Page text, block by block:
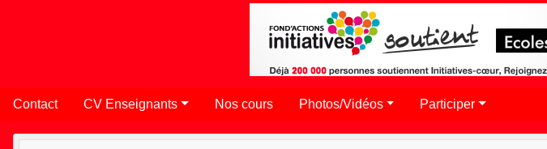
Contact CV Enseignants Nos cours Photos/Vidéos Participer